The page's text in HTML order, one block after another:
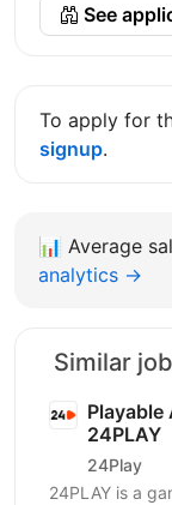
See
To apply for
signup.
📊 Average
analytics →
Similar
Playable
24PLAY
24Play
24PLAY is a